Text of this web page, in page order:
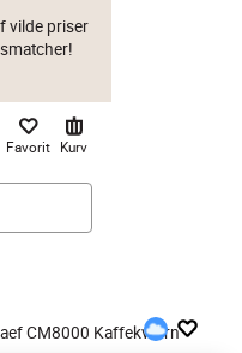
vilde priser
Favorit Kurv
CM8000 Kaffekværn